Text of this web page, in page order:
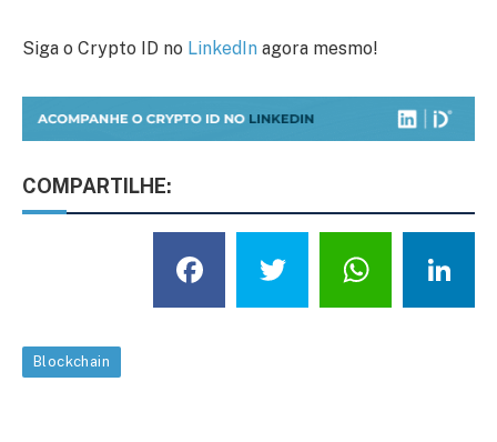
Siga o Crypto ID no LinkedIn agora mesmo!
COMPARTILHE:
Facebook
Twitter
Blockchain